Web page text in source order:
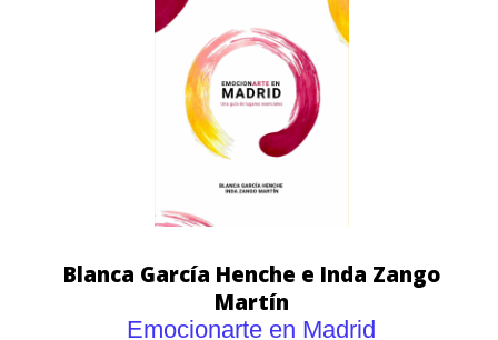
Blanca García Henche e Inda Zango
Martín
Emocionarte en Madrid